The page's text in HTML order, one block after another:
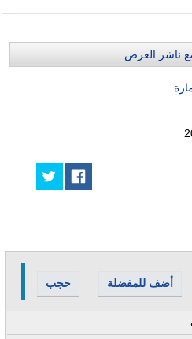
ناشر العرض
حجب أضف للمفضلة